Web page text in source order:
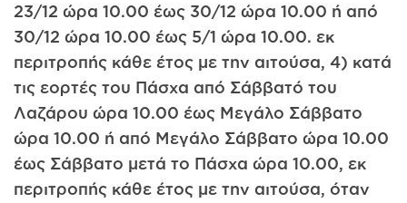
23/12 ώρα 10.00 έως 30/12 ώρα 10.00 ή από
30/12 ώρα 10.00 έως 5/1 ώρα 10.00. εκ
περιτροπής κάθε έτος με την αιτούσα, 4) κατά
τις εορτές του Πάσχα από Σάββατό του
Λαζάρου ώρα 10.00 έως Μεγάλο Σάββατο
ώρα 10.00 ή από Μεγάλο Σάββατο ώρα 10.00
έως Σάββατο μετά το Πάσχα ώρα 10.00, εκ
περιτροπής κάθε έτος με την αιτούσα, όταν